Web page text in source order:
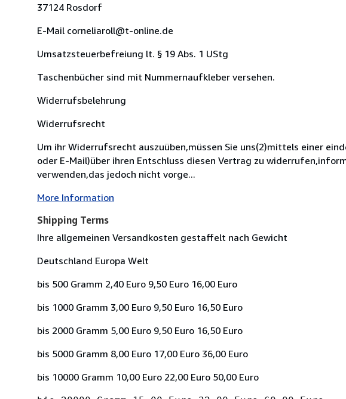
37124 Rosdorf
E-Mail corneliaroll@t-online.de
Umsatzsteuerbefreiung lt. § 19 Abs. 1 UStg
Taschenbücher sind mit Nummernaufkleber versehen.
Widerrufsbelehrung
Widerrufsrecht
Um ihr Widerrufsrecht auszuüben,müssen Sie uns(2)mittels einer
oder E-Mail)über ihren Entschluss diesen Vertrag zu
verwenden,das jedoch nicht vorge...
More Information
Shipping Terms
Ihre allgemeinen Versandkosten gestaffelt nach Gewicht
Deutschland Europa Welt
bis 500 Gramm 2,40 Euro 9,50 Euro 16,00 Euro
bis 1000 Gramm 3,00 Euro 9,50 Euro 16,50 Euro
bis 2000 Gramm 5,00 Euro 9,50 Euro 16,50 Euro
bis 5000 Gramm 8,00 Euro 17,00 Euro 36,00 Euro
bis 10000 Gramm 10,00 Euro 22,00 Euro 50,00 Euro